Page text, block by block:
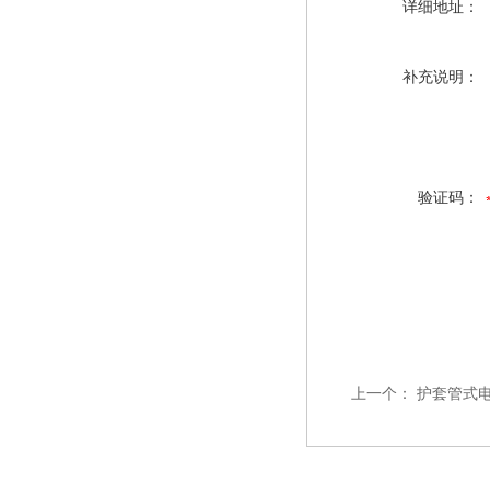
详细地址：
补充说明：
验证码：
上一个： 护套管式